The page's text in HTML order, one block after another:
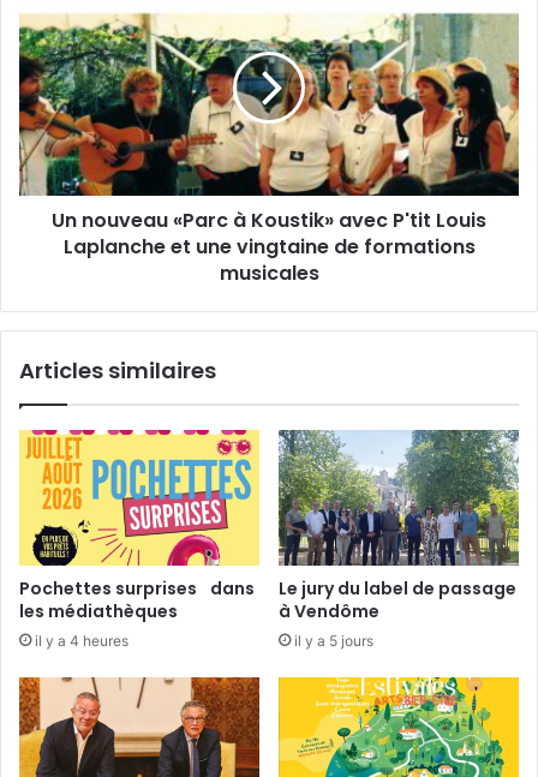
a
i
l
J
o
u
r
n
é
e
s
t
i
P
a
y
s
t
d
e
s
n
n
o
u
v
e
a
u
K
a
v
e
c
'
t
i
t
Un nouveau «Parc à Koustik» avec P'tit Louis
Laplanche et une vingtaine de formations
musicales
Articles similaires
Pochettes surprises dans
les médiathèques
il y a 4 heures
Le jury du label de passage
à Vendôme
il y a 5 jours